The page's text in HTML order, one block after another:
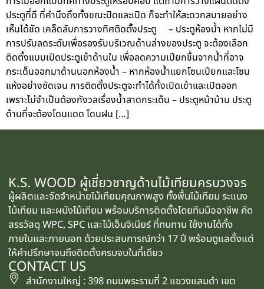
ประตูที่ดี ที่คำนึงถึงทั้งขณะปิดและเปิด ก็จะทำให้สะดวกสบายอย่าง
เห็นได้ชัด เคล็ดลับการวางทิศติดตั้งประตู – ประตูห้องน้ำ หากไม่มี
การปรับลดระดับเพื่อรองรับบริเวณด้านล่างของประตู จะต้องเลือก
ติดตั้งแบบเปิดประตูเข้าด้านใน เพื่อลดความเปียกชื้นจากน้ำที่อาจ
กระเด็นออกมาด้านนอกห้องน้ำ – หากห้องน้ำแยกโซนเปียกและโซน
แห้งอย่างชัดเจน การติดตั้งประตูจะทำได้ทั้งเปิดเข้าและเปิดออก
เพราะไม่จำเป็นต้องกังวลเรื่องน้ำสาดกระเด็น – ประตูหน้าบ้าน ประตู
ด้านที่จะต้องโดนแดด โดนฝน […]
K.S. WOOD ผู้เชี่ยวชาญด้านไม้เทียมครบวงจร
ผู้ผลิตและจัดจำหน่ายไม้เทียมคุณภาพสูง ทั้งพื้นไม้เทียม ระแนง
ไม้เทียม และผนังไม้เทียม พร้อมบริการติดตั้งโดยทีมมืออาชีพ คัด
สรรวัสดุ WPC, SPC และไม้เอ็นจิเนียร์ ที่ทนทาน ใช้งานได้ทั้ง
ภายในและภายนอก ด้วยประสบการณ์กว่า 17 ปี พร้อมดูแลตั้งแต่
ให้คำปรึกษาจนถึงติดตั้งครบจบในที่เดียว
CONTACT US
สำนักงานใหญ่ : 398 ถนนพระรามที่ 2 แขวงแสมดำ เขต